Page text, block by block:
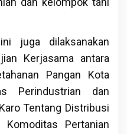
juga dilaksanakan
Kerjasama antara
Pangan Kota
Perindustrian dan
Tentang Distribusi
Pertanian